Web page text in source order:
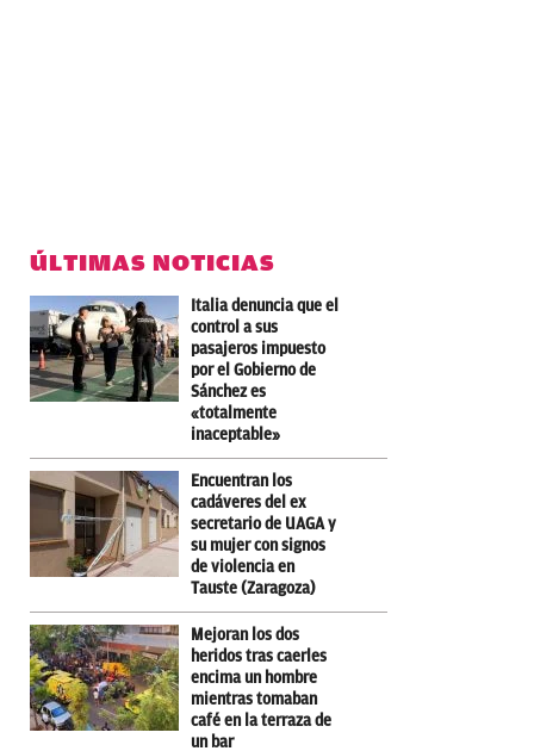
ÚLTIMAS NOTICIAS
Italia denuncia que el
control a sus
pasajeros impuesto
por el Gobierno de
Sánchez es
«totalmente
inaceptable»
Encuentran los
cadáveres del ex
secretario de UAGA y
su mujer con signos
de violencia en
Tauste (Zaragoza)
Mejoran los dos
heridos tras caerles
encima un hombre
mientras tomaban
café en la terraza de
un bar